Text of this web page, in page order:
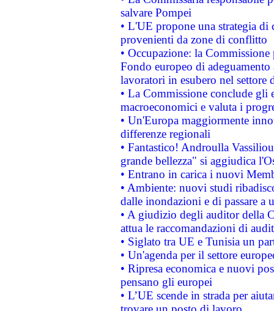
salvare Pompei
• L'UE propone una strategia
provenienti da zone di conflitto
• Occupazione: la
Fondo europeo di
lavoratori in esubero nel
• La Commissione conclude
macroeconomici e valuta i
• Un'Europa maggiormente
differenze regionali
• Fantastico! Androulla
grande bellezza" si aggiudica
• Entrano in carica i nuovi
• Ambiente: nuovi studi
dalle inondazioni e di passare a
• A giudizio degli auditor della
attua le raccomandazioni di
• Siglato tra UE e Tunisia un
• Un'agenda per il settore
• Ripresa economica e nuovi
pensano gli europei
• L’UE scende in strada per